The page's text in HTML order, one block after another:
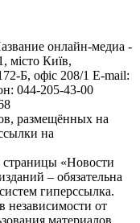
онлайн-медиа -
місто Київ,
Б, офіс 208/1 E-mail:
044-205-43-00
размещённых на
на
«Новости
– обязательна
гиперссылка.
независимости от